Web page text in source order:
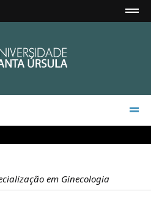
em Ginecologia